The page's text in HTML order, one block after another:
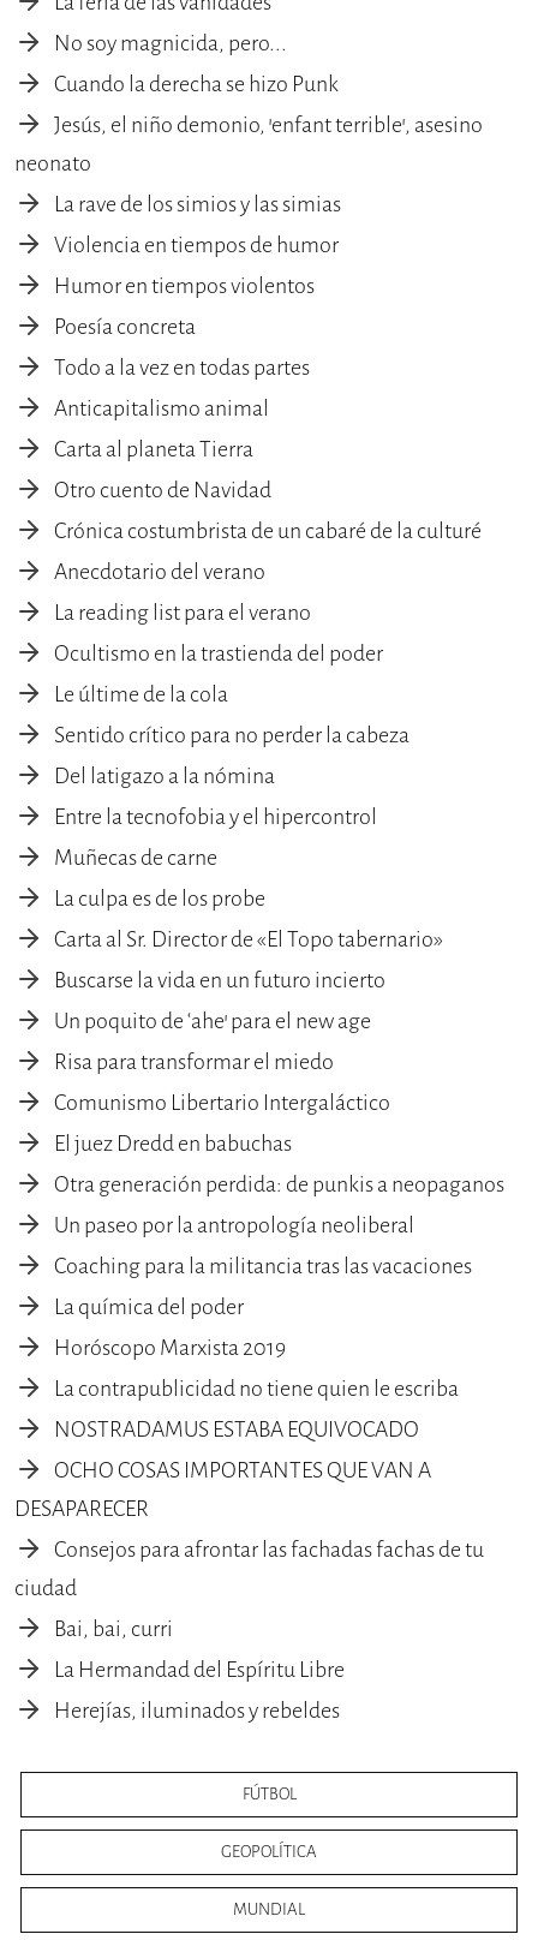
No soy magnicida, pero...
Cuando la derecha se hizo Punk
Jesús, el niño demonio, 'enfant terrible', asesino
neonato
La rave de los simios y las simias
Violencia en tiempos de humor
Humor en tiempos violentos
Poesía concreta
Todo a la vez en todas partes
Anticapitalismo animal
Carta al planeta Tierra
Otro cuento de Navidad
Crónica costumbrista de un cabaré de la culturé
Anecdotario del verano
La reading list para el verano
Ocultismo en la trastienda del poder
Le últime de la cola
Sentido crítico para no perder la cabeza
Del latigazo a la nómina
Entre la tecnofobia y el hipercontrol
Muñecas de carne
La culpa es de los probe
Carta al Sr. Director de «El Topo tabernario»
Buscarse la vida en un futuro incierto
Un poquito de ‘ahe’ para el new age
Risa para transformar el miedo
Comunismo Libertario Intergaláctico
El juez Dredd en babuchas
Otra generación perdida: de punkis a neopaganos
Un paseo por la antropología neoliberal
Coaching para la militancia tras las vacaciones
La química del poder
Horóscopo Marxista 2019
La contrapublicidad no tiene quien le escriba
NOSTRADAMUS ESTABA EQUIVOCADO
OCHO COSAS IMPORTANTES QUE VAN A
DESAPARECER
Consejos para afrontar las fachadas fachas de tu
ciudad
Bai, bai, curri
La Hermandad del Espíritu Libre
Herejías, iluminados y rebeldes
FÚTBOL
GEOPOLÍTICA
MUNDIAL